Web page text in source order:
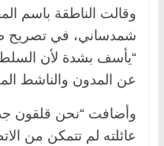
وقالت الناطقة باسم
شمدساني، في تصريح
“يأسف بشدة لأن
عن المدون والناشط
وأضافت “نحن قلقون
عائلته لم تتمكن من